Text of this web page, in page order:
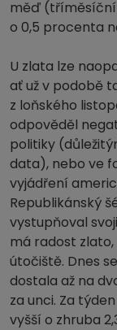
měď (tříměsíční
o 0,5 procenta
U zlata lze
ať už v podobě
z loňského
odpověděl
politiky
data), nebo ve
vyjádření
Republikánský
vystupňoval
má radost
útočiště. Dnes
dostala až na
za unci. Za
vyšší o zhruba